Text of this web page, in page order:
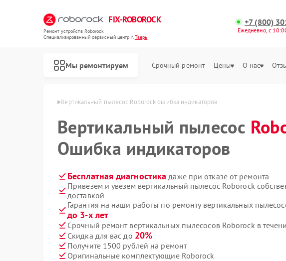
FIX-ROBOROCK
Ремонт устройств Roborock
Специализированный cервисный центр г.Тверь
+7 (800)
Ежедневно, с
Мы ремонтируем Срочный ремонт Цены О нас
Roborock в Твери Вертикальный пылесос Roborock ошибка индикаторов
Вертикальный пылесос
Ошибка индикаторов
Бесплатная диагностика даже при отказе от ремонта
Привезем и увезем вертикальный пылесос Roborock
доставкой
Гарантия на наши работы по ремонту вертикальных
до 3-х лет
Срочный ремонт вертикальных пылесосов Roborock в
Скидка для вас до 20%
Получите 1500 рублей на ремонт
Оригинальные комплектующие Roborock